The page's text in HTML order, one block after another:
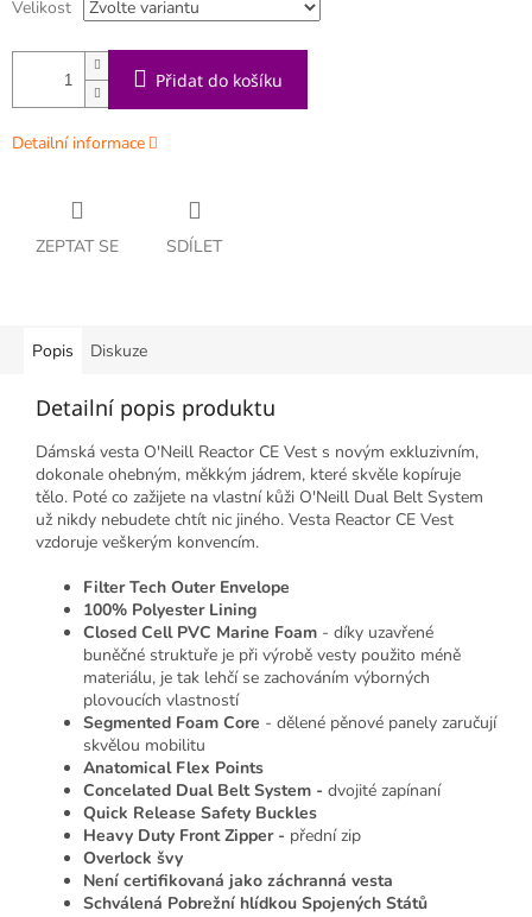
Velikost
Přidat do košíku
Detailní informace
ZEPTAT SE SDÍLET
Popis Diskuze
Detailní popis produktu
Dámská vesta O'Neill Reactor CE Vest s novým exkluzivním,
dokonale ohebným, měkkým jádrem, které skvěle kopíruje
tělo. Poté co zažijete na vlastní kůži O'Neill Dual Belt System
už nikdy nebudete chtít nic jiného. Vesta Reactor CE Vest
vzdoruje veškerým konvencím.
Filter Tech Outer Envelope
100% Polyester Lining
Closed Cell PVC Marine Foam - díky uzavřené
buněčné struktuře je při výrobě vesty použito méně
materiálu, je tak lehčí se zachováním výborných
plovoucích vlastností
Segmented Foam Core - dělené pěnové panely zaručují
skvělou mobilitu
Anatomical Flex Points
Concelated Dual Belt System - dvojité zapínaní
Quick Release Safety Buckles
Heavy Duty Front Zipper - přední zip
Overlock švy
Není certifikovaná jako záchranná vesta
Schválená Pobrežní hlídkou Spojených Států